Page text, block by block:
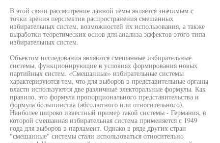
В этой связи рассмотрение данной темы является значимым с
точки зрения перспектив распространения смешанных
избирательных систем, возможностей их использования, а также
выработки теоретических основ для анализа эффектов этого типа
избирательных систем.
Объектом исследования являются смешанные избирательные
системы, функционирующие в условиях формирования новых
партийных систем. «Смешанные» избирательные системы
характеризуются тем, что для выборов в представительные органы
власти используются две различные электоральные формулы. Как
правило, это формула пропорционального представительства и
формула большинства (абсолютного или относительного).
Наиболее широко известный пример такой системы - Германия, в
которой смешанная избирательная система применяется с 1949
года для выборов в парламент. Однако в ряде других стран
"смешанные" системы стали использоваться относительно